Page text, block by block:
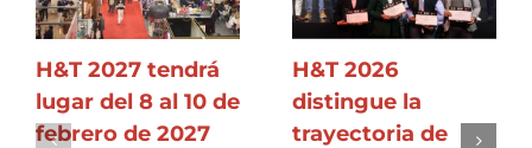
H&T 2027 tendrá
lugar del 8 al 10 de
febrero de 2027
H&T 2026
distingue la
trayectoria de